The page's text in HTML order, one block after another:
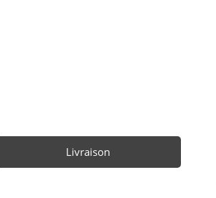
Livraison